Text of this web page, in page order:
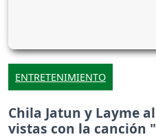
ENTRETENIMIENTO
Chila Jatun y Layme
vistas con la canción